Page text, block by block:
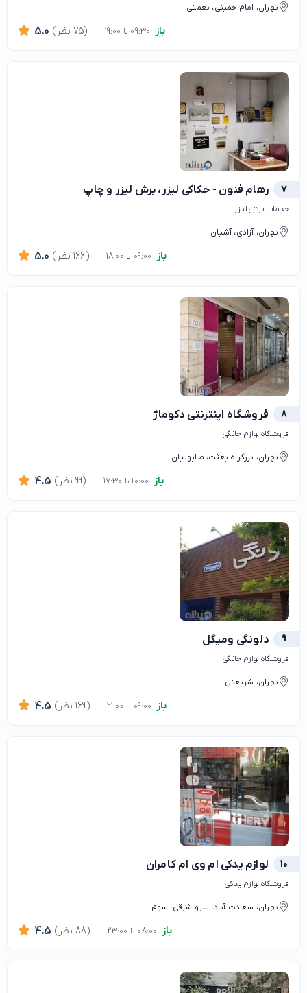
تهران، امام خمینی، نعمتی
باز 5.0 (75 نظر)
7 رهام فنون - حکاکی لیزر، برش لیزر و چاپ
خدمات برش لیزر
تهران، آزادی، آشیان
باز 5.0 (166 نظر)
8 فروشگاه اینترنتی دکوماژ
فروشگاه لوازم خانگی
تهران، بزرگراه بعثت، صابونیان
باز 4.5 (99 نظر)
9 دلونگی ومیگل
فروشگاه لوازم خانگی
تهران، شریعتی
باز 4.5 (169 نظر)
10 لوازم یدکی ام وی ام کامران
فروشگاه لوازم یدکی
تهران، سعادت آباد، سرو شرقی، سوم
باز 4.5 (88 نظر)